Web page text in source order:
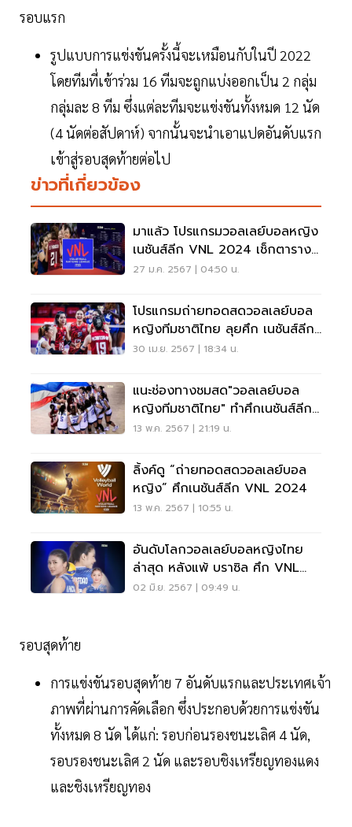
รอบแรก
รูปแบบการแข่งขันครั้งนี้จะเหมือนกับในปี 2022
โดยทีมที่เข้าร่วม 16 ทีมจะถูกแบ่งออกเป็น 2 กลุ่ม
กลุ่มละ 8 ทีม ซึ่งแต่ละทีมจะแข่งขันทั้งหมด 12 นัด
(4 นัดต่อสัปดาห์) จากนั้นจะนำเอาแปดอันดับแรก
เข้าสู่รอบสุดท้ายต่อไป
ข่าวที่เกี่ยวข้อง
มาแล้ว โปรแกรมวอลเลย์บอลหญิง
เนชันส์ลีก VNL 2024 เช็กตาราง
ทุกนัดที่นี่
27 ม.ค. 2567 | 04:50 น.
โปรแกรมถ่ายทอดสดวอลเลย์บอล
หญิงทีมชาติไทย ลุยศึก เนชันส์ลีก
VNL 2024
30 เม.ย. 2567 | 18:34 น.
แนะช่องทางชมสด"วอลเลย์บอล
หญิงทีมชาติไทย" ทำศึกเนชันส์ลีก
VNL 2024
13 พ.ค. 2567 | 21:19 น.
ลิ้งค์ดู “ถ่ายทอดสดวอลเลย์บอล
หญิง” ศึกเนชันส์ลีก VNL 2024
13 พ.ค. 2567 | 10:55 น.
อันดับโลกวอลเลย์บอลหญิงไทย
ล่าสุด หลังแพ้ บราซิล ศึก VNL
2024
02 มิ.ย. 2567 | 09:49 น.
รอบสุดท้าย
การแข่งขันรอบสุดท้าย 7 อันดับแรกและประเทศเจ้า
ภาพที่ผ่านการคัดเลือก ซึ่งประกอบด้วยการแข่งขัน
ทั้งหมด 8 นัด ได้แก่: รอบก่อนรองชนะเลิศ 4 นัด,
รอบรองชนะเลิศ 2 นัด และรอบชิงเหรียญทองแดง
และชิงเหรียญทอง